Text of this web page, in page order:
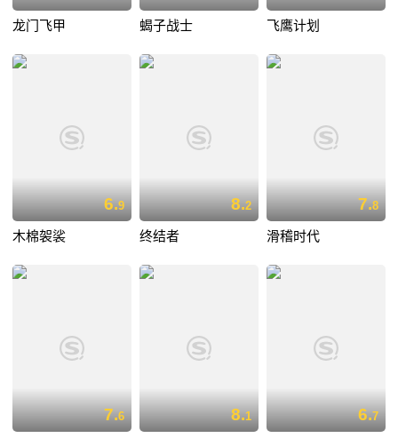
龙门飞甲 蝎子战士 飞鹰计划
6.9
木棉袈裟
8.2
终结者
7.8
滑稽时代
7.6 8.1 6.7